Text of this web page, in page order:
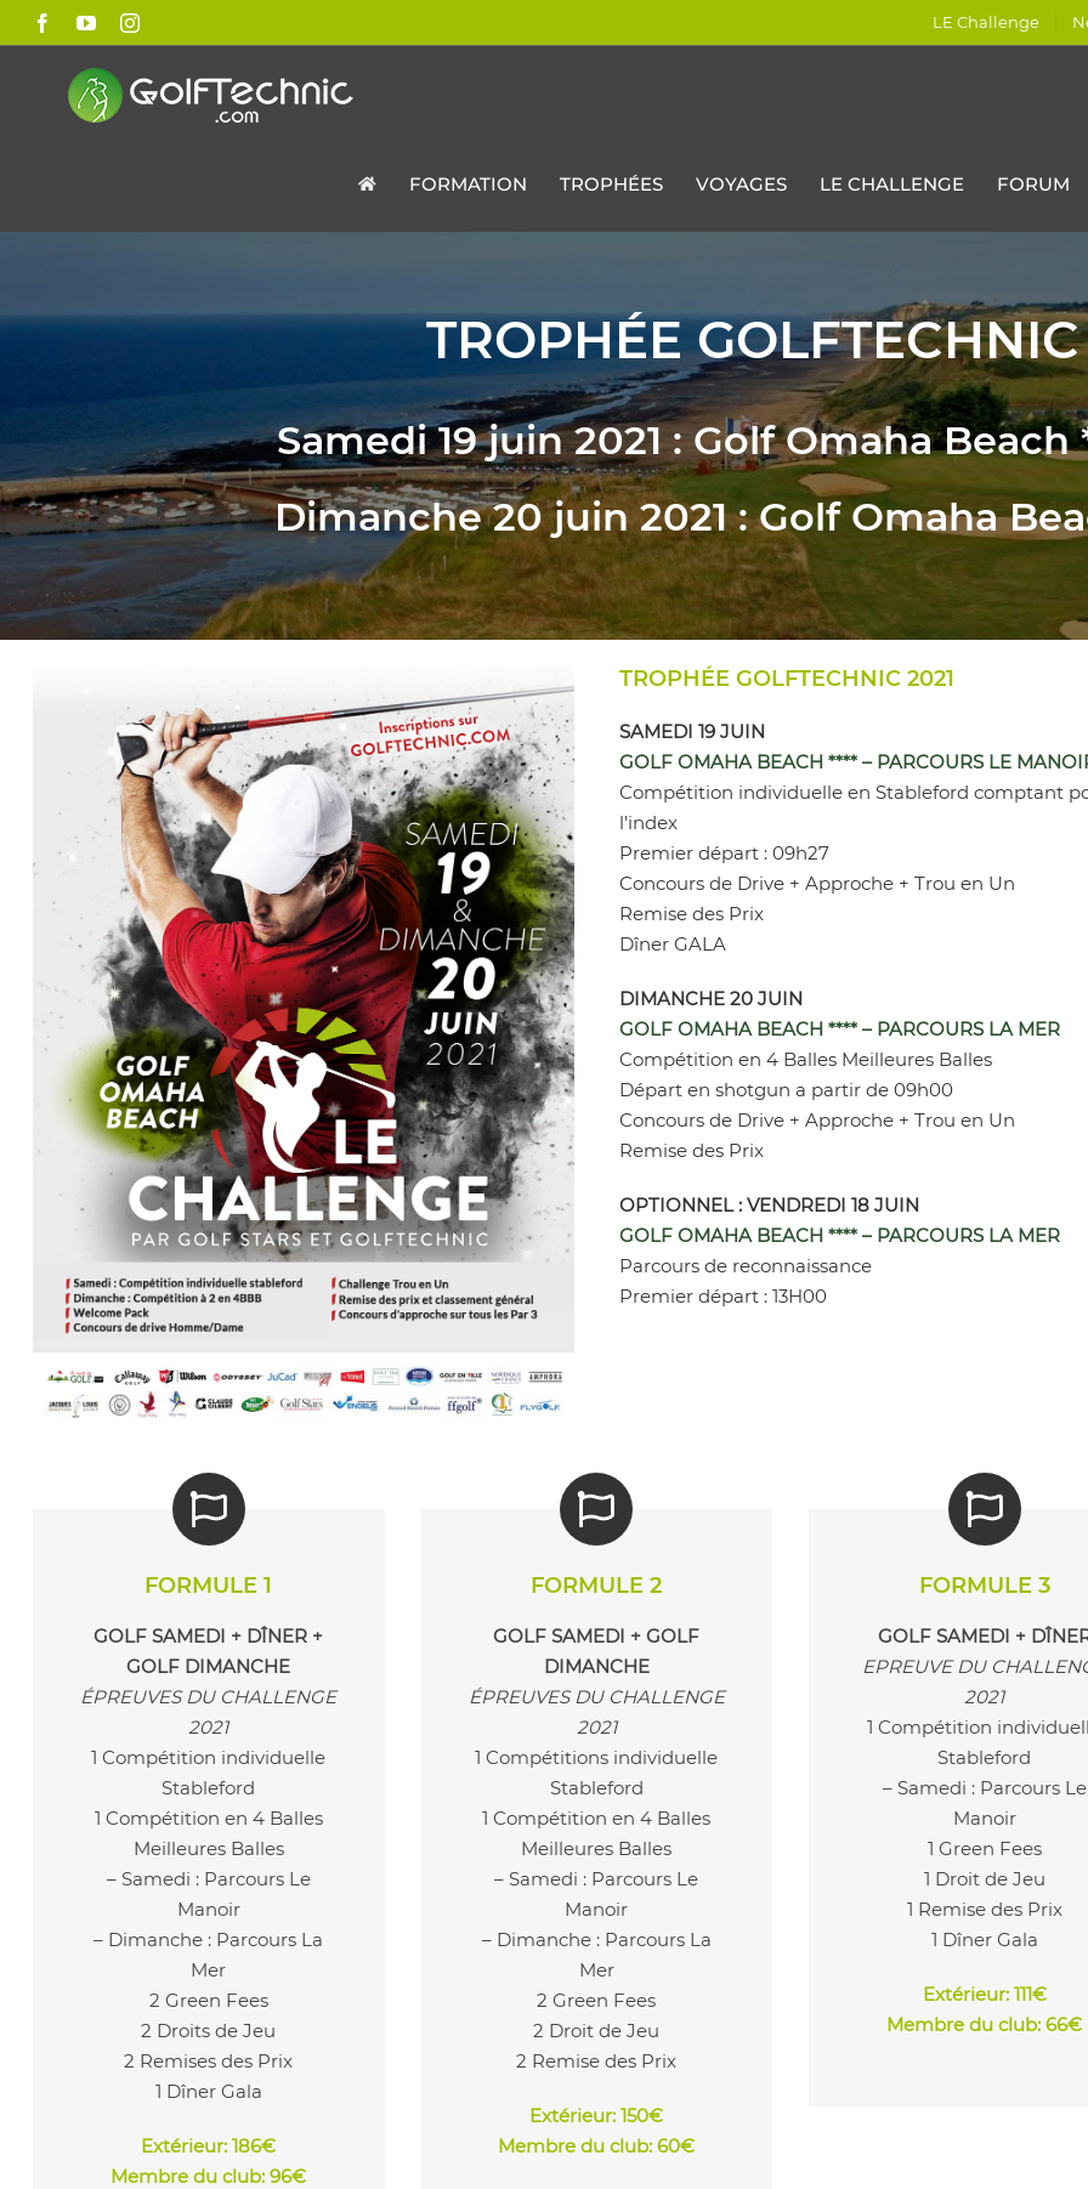
Passer
au
contenu
FacebookYouTubeInstagram LE Challenge
FORMATION TROPHÉES VOYAGES LE CHALLENGE FORUM
TROPHÉE
Samedi 19 juin 2021 : Golf Omaha
Dimanche 20 juin 2021 : Golf Omaha
TROPHÉE GOLFTECHNIC 2021
SAMEDI 19 JUIN
GOLF OMAHA BEACH **** – PARCOURS LE
Compétition individuelle en Stableford comptant
l’index
Premier départ : 09h27
Concours de Drive + Approche + Trou en Un
Remise des Prix
Dîner GALA
DIMANCHE 20 JUIN
GOLF OMAHA BEACH **** – PARCOURS LA MER
Compétition en 4 Balles Meilleures Balles
Départ en shotgun a partir de 09h00
Concours de Drive + Approche + Trou en Un
Remise des Prix
OPTIONNEL : VENDREDI 18 JUIN
GOLF OMAHA BEACH **** – PARCOURS LA MER
Parcours de reconnaissance
Premier départ : 13H00
FORMULE 1
GOLF SAMEDI + DÎNER +
GOLF DIMANCHE
ÉPREUVES DU CHALLENGE
2021
1 Compétition individuelle
Stableford
1 Compétition en 4 Balles
Meilleures Balles
– Samedi : Parcours Le
Manoir
– Dimanche : Parcours La
Mer
2 Green Fees
2 Droits de Jeu
2 Remises des Prix
1 Dîner Gala
Extérieur: 186€
Membre du club: 96€
FORMULE 2
GOLF SAMEDI + GOLF
DIMANCHE
ÉPREUVES DU CHALLENGE
2021
1 Compétitions individuelle
Stableford
1 Compétition en 4 Balles
Meilleures Balles
– Samedi : Parcours Le
Manoir
– Dimanche : Parcours La
Mer
2 Green Fees
2 Droit de Jeu
2 Remise des Prix
Extérieur: 150€
Membre du club: 60€
FORMULE 3
GOLF SAMEDI +
EPREUVE DU
2021
1 Compétition
Stableford
– Samedi : Parcours Le
Manoir
1 Green Fees
1 Droit de Jeu
1 Remise des Prix
1 Dîner Gala
Extérieur: 111€
Membre du club: 66€